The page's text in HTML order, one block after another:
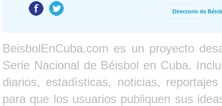
Directorio de
BeisbolEnCuba.com es un proyecto
Serie Nacional de Béisbol en Cuba.
diarios, estadísticas, noticias,
para que los usuarios publiquen sus